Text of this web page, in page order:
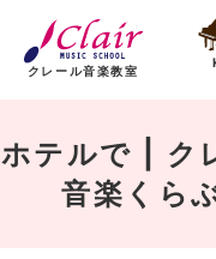
クレール音楽教室
ホテルで | ク
音楽くら